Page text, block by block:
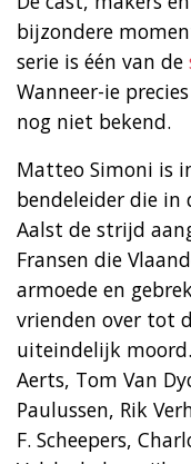
bijzondere
serie is één van de
Wanneer-ie
nog niet bekend.
Matteo Simoni is
bendeleider die in
Aalst de strijd
Fransen die
armoede en
vrienden over tot
uiteindelijk
Aerts, Tom Van
Paulussen, Rik
F. Scheepers,